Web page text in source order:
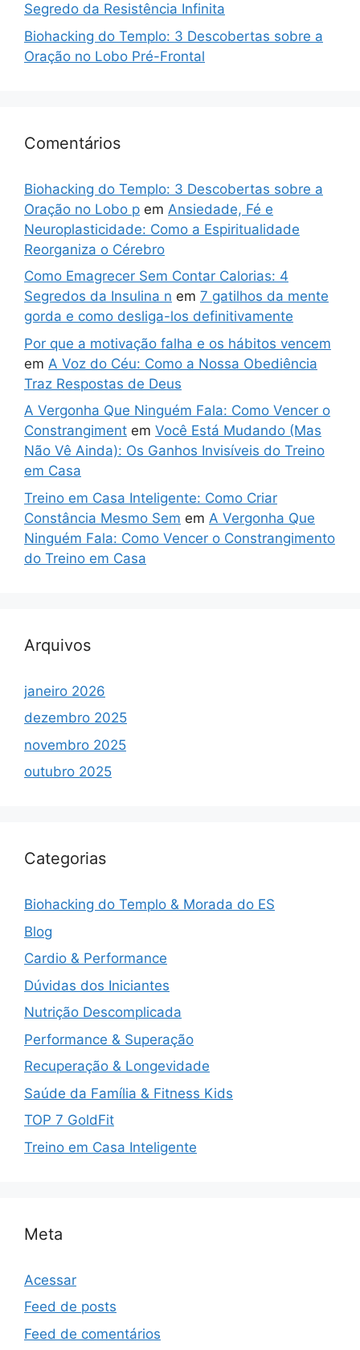
Segredo da Resistência Infinita
Biohacking do Templo: 3 Descobertas sobre a
Oração no Lobo Pré-Frontal
Comentários
Biohacking do Templo: 3 Descobertas sobre a
Oração no Lobo p em Ansiedade, Fé e
Neuroplasticidade: Como a Espiritualidade
Reorganiza o Cérebro
Como Emagrecer Sem Contar Calorias: 4
Segredos da Insulina n em 7 gatilhos da mente
gorda e como desliga-los definitivamente
Por que a motivação falha e os hábitos vencem
em A Voz do Céu: Como a Nossa Obediência
Traz Respostas de Deus
A Vergonha Que Ninguém Fala: Como Vencer o
Constrangiment em Você Está Mudando (Mas
Não Vê Ainda): Os Ganhos Invisíveis do Treino
em Casa
Treino em Casa Inteligente: Como Criar
Constância Mesmo Sem em A Vergonha Que
Ninguém Fala: Como Vencer o Constrangimento
do Treino em Casa
Arquivos
janeiro 2026
dezembro 2025
novembro 2025
outubro 2025
Categorias
Biohacking do Templo & Morada do ES
Blog
Cardio & Performance
Dúvidas dos Iniciantes
Nutrição Descomplicada
Performance & Superação
Recuperação & Longevidade
Saúde da Família & Fitness Kids
TOP 7 GoldFit
Treino em Casa Inteligente
Meta
Acessar
Feed de posts
Feed de comentários